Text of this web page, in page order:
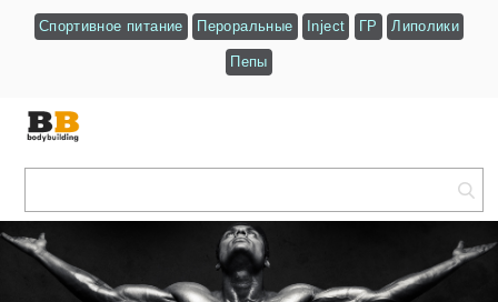
Спортивное питание Пероральные Inject ГР Липолики
Пепы